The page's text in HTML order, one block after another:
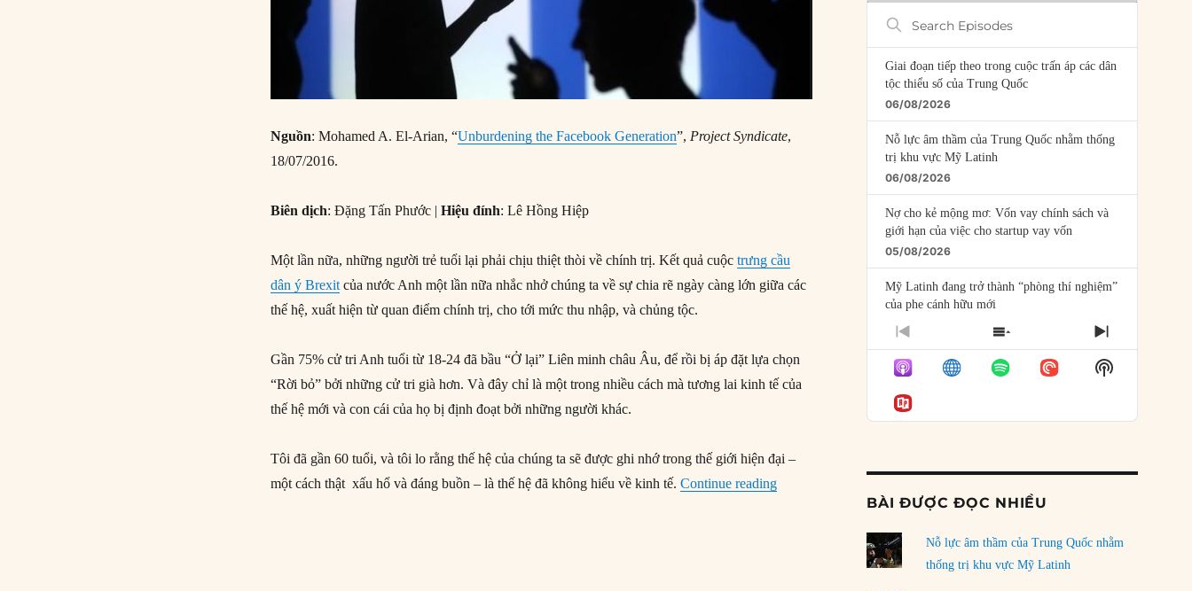
Nguồn: Mohamed A. El-Arian, “Unburdening the Facebook Generation”, Project Syndicate,
18/07/2016.
Biên dịch: Đặng Tấn Phước |Hiệu đính: Lê Hồng Hiệp
Một lần nữa, những người trẻ tuổi lại phải chịu thiệt thòi về chính trị. Kết quả cuộctrưng cầu
dân ý Brexit của nước Anh một lần nữa nhắc nhở chúng ta về sự chia rẽ ngày càng lớn giữa các
thế hệ, xuất hiện từ quan điểm chính trị, cho tới mức thu nhập, và chủng tộc.
Gần 75% cử tri Anh tuổi từ 18-24 đã bầu “Ở lại” Liên minh châu Âu, để rồi bị áp đặt lựa chọn
“Rời bỏ” bởi những cử tri già hơn. Và đây chỉ là một trong nhiều cách mà tương lai kinh tế của
thế hệ mới và con cái của họ bị định đoạt bởi những người khác.
Tôi đã gần 60 tuổi, và tôi lo rằng thế hệ của chúng ta sẽ được ghi nhớ trong thế giới hiện đại –
một cách thật xấu hổ và đáng buồn – là thế hệ đã không hiểu về kinh tế.Continue reading“Trút gánh nặng khỏi Thế Hệ Facebook”
Search
Episodes
Giai đoạn tiếp theo trong cuộc trấn áp các dân
tộc thiểu số của Trung Quốc
06/08/2026
Nỗ lực âm thầm của Trung Quốc nhằm thống
trị khu vực Mỹ Latinh
06/08/2026
Nợ cho kẻ mộng mơ: Vốn vay chính sách và
giới hạn của việc cho startup vay vốn
05/08/2026
Mỹ Latinh đang trở thành “phòng thí nghiệm”
của phe cánh hữu mới
04/08/2026
Tại sao Trung Quốc phủ nhận cuộc gặp với
Ngoại trưởng Nhật Bản?
04/08/2026
03/08/2026
Đặt cược vào thất bại: Các quỹ đầu tư mạo
rủi ro
02/08/2026
PREVIOUS
EPISODE
SHOW
EPISODES
LIST
NEXT
EPISODE
Show
Podcast
BÀI ĐƯỢC ĐỌC NHIỀU
Nỗ lực âm thầm của Trung Quốc nhằm
thống trị khu vực Mỹ Latinh